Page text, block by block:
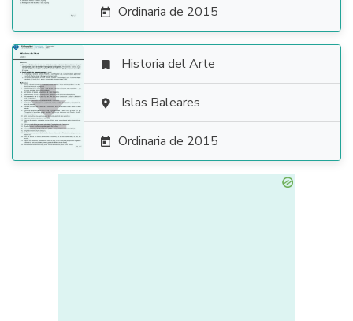
 Ordinaria de 2015

 Historia del Arte
 Islas Baleares
 Ordinaria de 2015